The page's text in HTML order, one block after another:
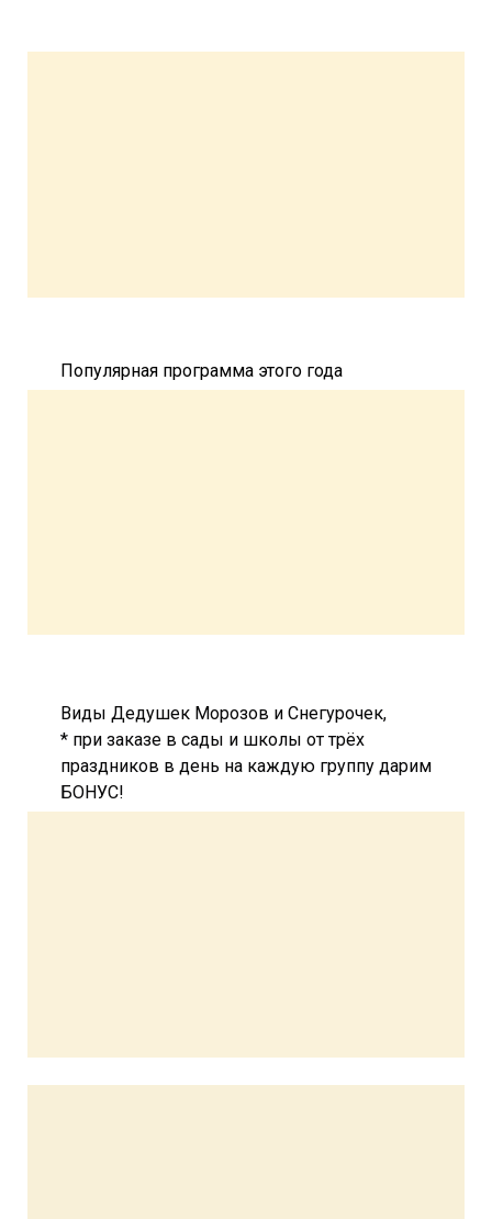
Популярная программа этого года
Виды Дедушек Морозов и Снегурочек,
* при заказе в сады и школы от трёх
праздников в день на каждую группу дарим
БОНУС!